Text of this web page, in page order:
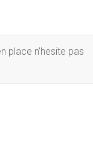
place n’hesite pas